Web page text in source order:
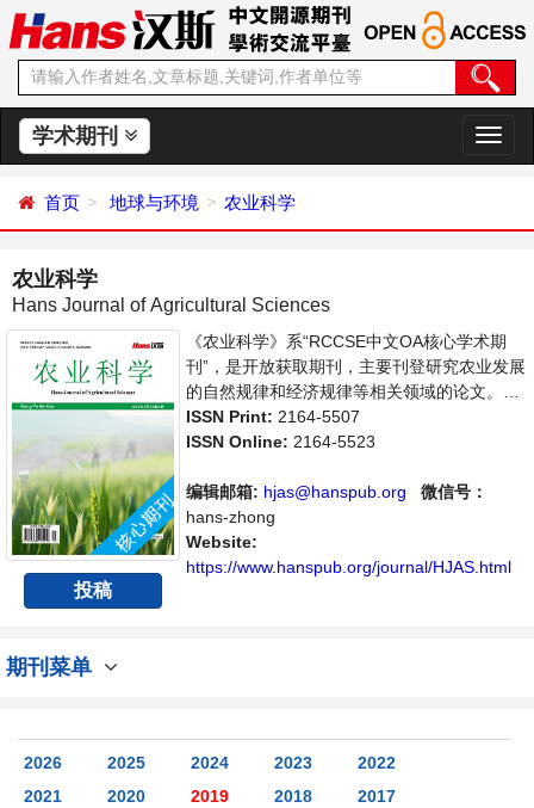
学术期刊
切
换
首页 地球与环境 农业科学
农业科学
Hans Journal of Agricultural Sciences
投稿
《农业科学》系“RCCSE中文OA核心学术期
刊”，是开放获取期刊，主要刊登研究农业发展
的自然规律和经济规律等相关领域的论文。本
刊集学术性、思想性为一体，支持思想创新、
学术创新，倡导科学并致力于学术繁荣，旨在
提供一个传播、分享和讨论农业科学问题与发
展的交流平台。
ISSN Print: 2164-5507
ISSN Online: 2164-5523
编辑邮箱: hjas@hanspub.org
微信号：
hans-zhong
Website:
https://www.hanspub.org/journal/HJAS.html
期刊菜单
2026 2025 2024 2023
2022
2021
2020 2019 2018
2017